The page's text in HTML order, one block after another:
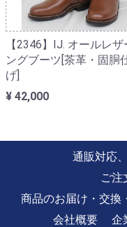
【2346】IJ. オールレザ
ングブーツ[茶革・固胴
げ]
¥ 42,000
通販対応
ご注
商品のお届け・交換
会社概要
企